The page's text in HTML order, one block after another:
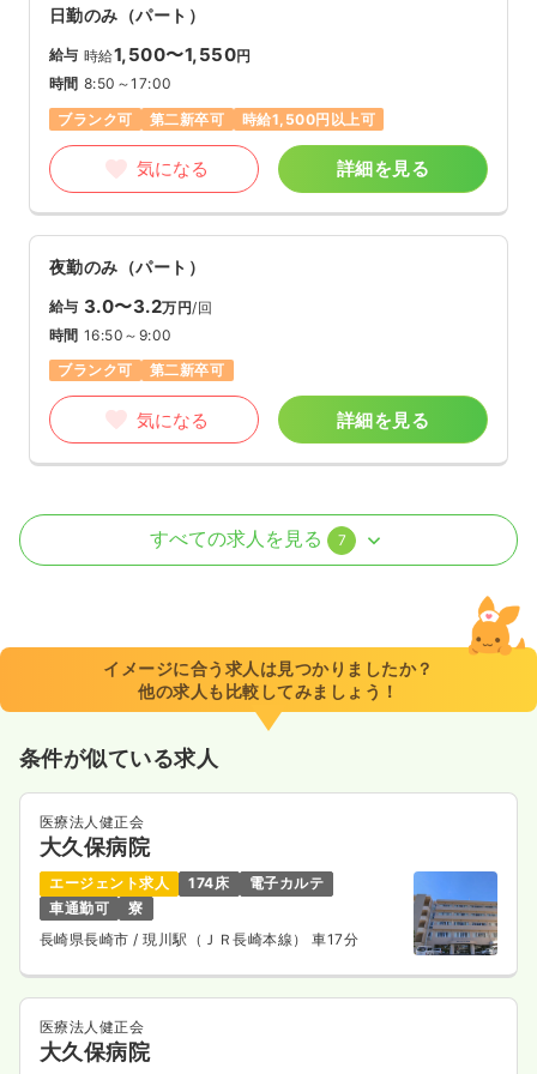
日勤のみ（パート）
給与 時給1,500〜1,550円
時間 8:50～17:00
ブランク可
第二新卒可 時給1,500円以上可
気になる 詳細を見る
夜勤のみ（パート）
給与 3.0〜3.2万円/回
時間 16:50～9:00
ブランク可
第二新卒可
気になる 詳細を見る
透析 正・准看護師
7:50～16:10（休憩60分）
日曜休み
月給27万円以上可
気になる
訪問看護正看護師 一般＋療養
日勤のみ（常勤）
給与 20.8〜25.8万円/月 賞与4.2ヶ月
※一例
時間 8:40～17:00
日祝休み
ブランク可
すべての求人を見る 7
イメージに合う求人は見つかりましたか？
他の求人も比較してみましょう！
条件が似ている求人
医療法人健正会
大久保病院
エージェント求人 174床
電子カルテ
車通勤可
寮
長崎県長崎市/ 現川駅（ＪＲ長崎本線） 車17分
医療法人健正会
大久保病院